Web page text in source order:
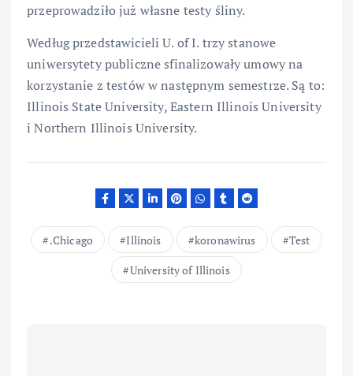
przeprowadziło już własne testy śliny.
Według przedstawicieli U. of I. trzy stanowe
uniwersytety publiczne sfinalizowały umowy na
korzystanie z testów w następnym semestrze. Są to:
Illinois State University, Eastern Illinois University
i Northern Illinois University.
.Chicago Illinois koronawirus
Test
University of Illinois